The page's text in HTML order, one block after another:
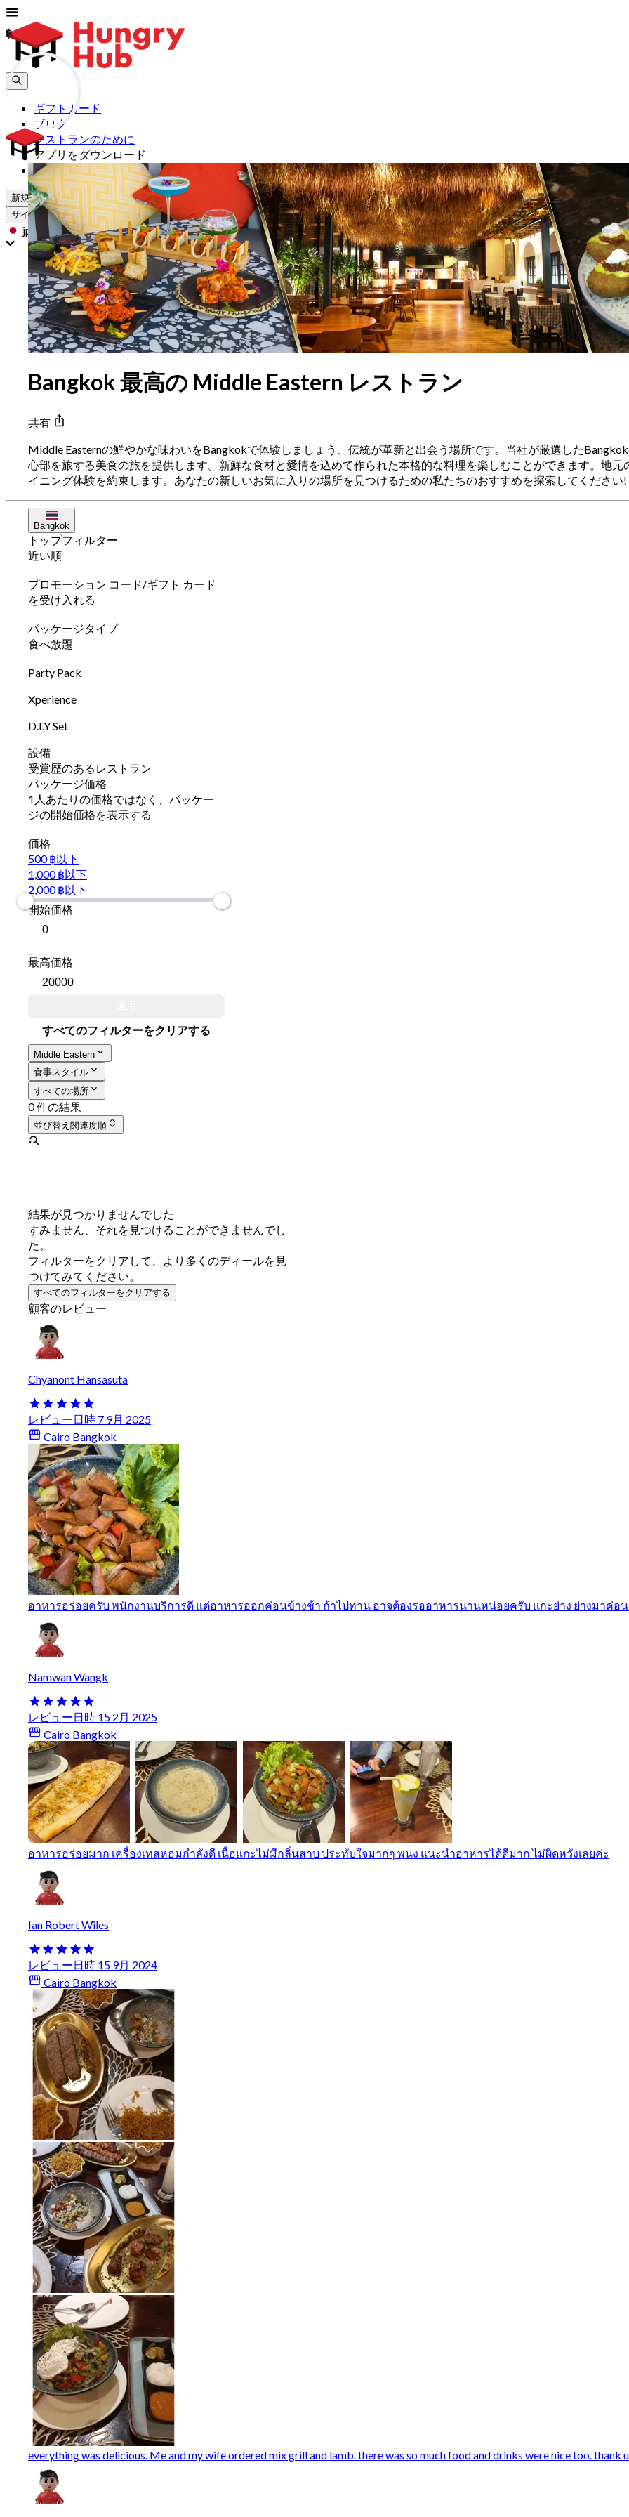
ギフトカード
ブログ
レストランのために
アプリをダウンロード
助けて
新規登録
サインイン
jp
Bangkok 最高の Middle Eastern レストラン
共有
Middle Easternの鮮やかな味わいをBangkokで体験しましょう、伝統が革新と出会う場所です。当社が厳選した
心部を旅する美食の旅を提供します。新鮮な食材と愛情を込めて作られた本格的な料理を楽しむことができます。地
イニング体験を約束します。あなたの新しいお気に入りの場所を見つけるための私たちのおすすめを探索してください!
Bangkok
トップフィルター
近い順
プロモーション コード/ギフト カード
を受け入れる
パッケージタイプ
食べ放題
Party Pack
Xperience
D.I.Y Set
設備
受賞歴のあるレストラン
パッケージ価格
1人あたりの価格ではなく、パッケー
ジの開始価格を表示する
価格
500 ฿以下
1,000 ฿以下
2,000 ฿以下
฿
開始価格
฿
最高価格
すべてのフィルターをクリアする
Middle Eastern
食事スタイル
すべての場所
0 件の結果
並び替え 関連度順
結果が見つかりませんでした
すみません、それを見つけることができませんでし
た。
フィルターをクリアして、より多くのディールを見
つけてみてください。
すべてのフィルターをクリアする
顧客のレビュー
Chyanont Hansasuta
レビュー日時 7 9月 2025
Cairo Bangkok
อาหารอร่อยครับ พนักงานบริการดี แต่อาหารออกค่อนข้างช้า ถ้าไปทาน อาจต้องรออาหารนานหน่อยครับ แกะย่าง ย่างมาค่อ
Namwan Wangk
レビュー日時 15 2月 2025
Cairo Bangkok
อาหารอร่อยมาก เครื่องเทสหอมกำลังดี เนื้อแกะไม่มีกลิ่นสาบ ประทับใจมากๆ พนง แนะนำอาหารได้ดีมาก ไม่ผิดหวังเลยค่ะ
Ian Robert Wiles
レビュー日時 15 9月 2024
Cairo Bangkok
everything was delicious. Me and my wife ordered mix grill and lamb. there was so much food and drinks were nice too. thank